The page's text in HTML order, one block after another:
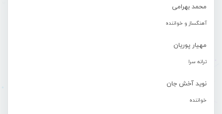
محمد بهرامی
آهنگساز و خواننده
مهیار پوریان
ترانه سرا
نوید آخش جان
خواننده